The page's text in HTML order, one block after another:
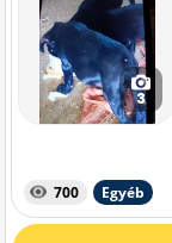
3
700 Egyéb